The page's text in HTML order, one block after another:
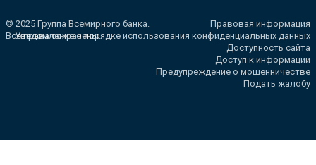
© 2025 Группа Всемирного банка.
Все права сохранены.
Правовая информация
Уведомление о порядке использования конфиденциальных данных
Доступность сайта
Доступ к информации
Предупреждение о мошенничестве
Подать жалобу